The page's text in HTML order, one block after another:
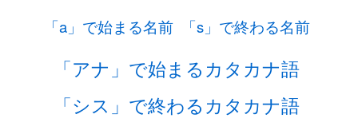
「a」で始まる名前 「s」で終わる名前
「アナ」で始まるカタカナ語
「シス」で終わるカタカナ語